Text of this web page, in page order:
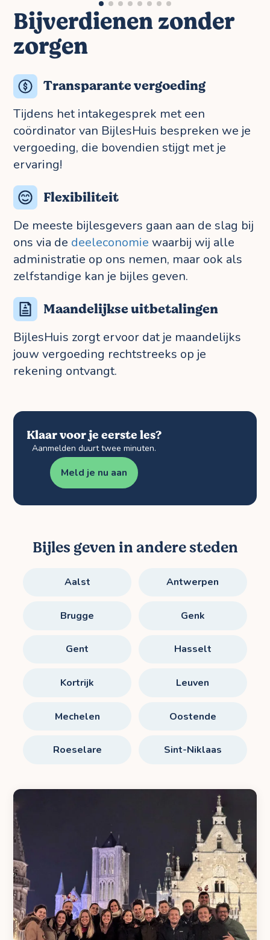
Bijverdienen zonder
zorgen
Transparante vergoeding
Tijdens het intakegesprek met een
coördinator van BijlesHuis bespreken we je
vergoeding, die bovendien stijgt met je
ervaring!
Flexibiliteit
De meeste bijlesgevers gaan aan de slag bij
ons via de deeleconomie waarbij wij alle
administratie op ons nemen, maar ook als
zelfstandige kan je bijles geven.
Maandelijkse uitbetalingen
BijlesHuis zorgt ervoor dat je maandelijks
jouw vergoeding rechtstreeks op je
rekening ontvangt.
Klaar voor je eerste les?
Aanmelden duurt twee minuten.
Meld je nu aan
Bijles geven in andere steden
Aalst Antwerpen
Brugge Genk
Gent Hasselt
Kortrijk Leuven
Mechelen Oostende
Roeselare Sint-Niklaas